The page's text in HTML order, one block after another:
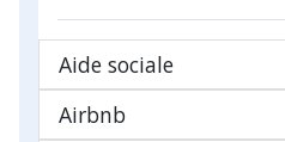
Aide sociale
Airbnb